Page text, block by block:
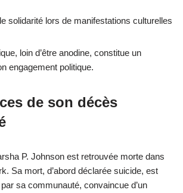
solidarité lors de manifestations culturelles
loin d’être anodine, constitue un
engagement politique.
de son décès
P. Johnson est retrouvée morte dans
Sa mort, d’abord déclarée suicide, est
sa communauté, convaincue d’un